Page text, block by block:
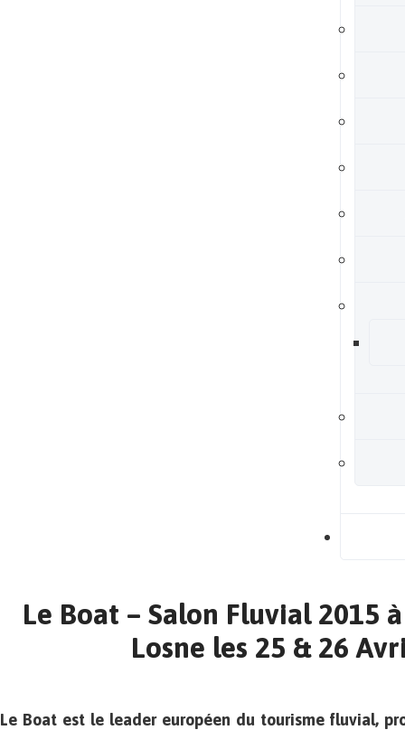
Le Boat – Salon Fluvial 2015
Losne les 25 & 26
Le Boat est le leader européen du tourisme fluvial,